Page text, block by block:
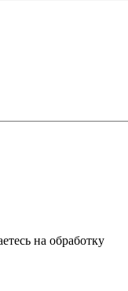
на обработку